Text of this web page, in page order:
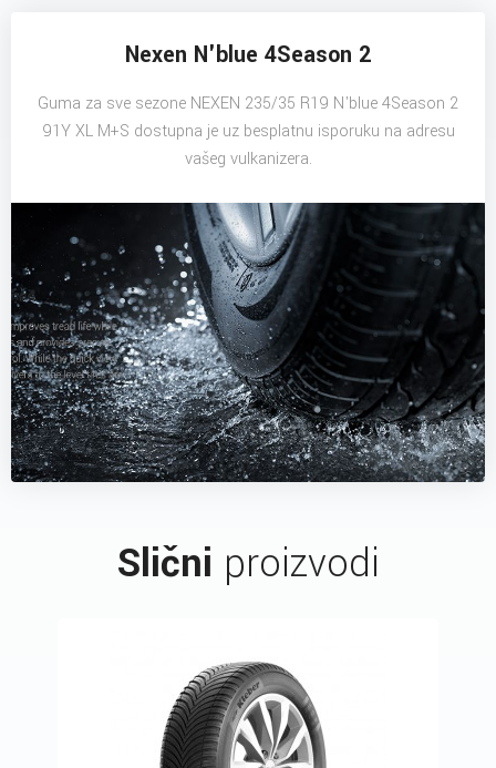
Nexen N'blue 4Season 2
Guma za sve sezone NEXEN 235/35 R19 N'blue 4Season 2
91Y XL M+S dostupna je uz besplatnu isporuku na adresu
vašeg vulkanizera.
Slični proizvodi